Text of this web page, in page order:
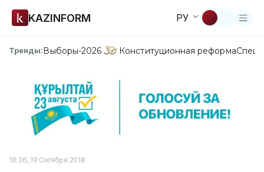
KAZINFORM РУ
Тренды:Выборы-2026 Конституционная реформа
18:36, 19 Октября 2018